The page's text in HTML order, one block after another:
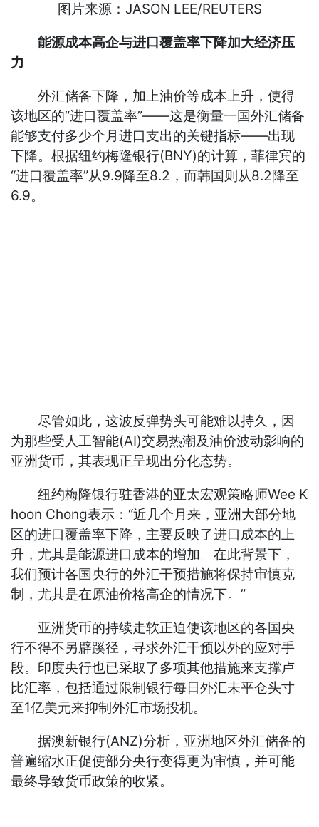
图片来源：JASON LEE/REUTERS
能源成本高企与进口覆盖率下降加大经济压
力
外汇储备下降，加上油价等成本上升，使得
该地区的“进口覆盖率”——这是衡量一国外汇储备
能够支付多少个月进口支出的关键指标——出现
下降。根据纽约梅隆银行(BNY)的计算，菲律宾的
“进口覆盖率”从9.9降至8.2，而韩国则从8.2降至
6.9。
尽管如此，这波反弹势头可能难以持久，因
为那些受人工智能(AI)交易热潮及油价波动影响的
亚洲货币，其表现正呈现出分化态势。
纽约梅隆银行驻香港的亚太宏观策略师Wee K
hoon Chong表示：“近几个月来，亚洲大部分地
区的进口覆盖率下降，主要反映了进口成本的上
升，尤其是能源进口成本的增加。在此背景下，
我们预计各国央行的外汇干预措施将保持审慎克
制，尤其是在原油价格高企的情况下。”
亚洲货币的持续走软正迫使该地区的各国央
行不得不另辟蹊径，寻求外汇干预以外的应对手
段。印度央行也已采取了多项其他措施来支撑卢
比汇率，包括通过限制银行每日外汇未平仓头寸
至1亿美元来抑制外汇市场投机。
据澳新银行(ANZ)分析，亚洲地区外汇储备的
普遍缩水正促使部分央行变得更为审慎，并可能
最终导致货币政策的收紧。